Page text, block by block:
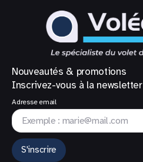
Nouveautés & promotions
Inscrivez-vous à la newsletter
Adresse email
S'inscrire